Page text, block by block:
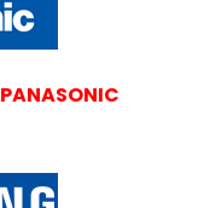
PANASONIC